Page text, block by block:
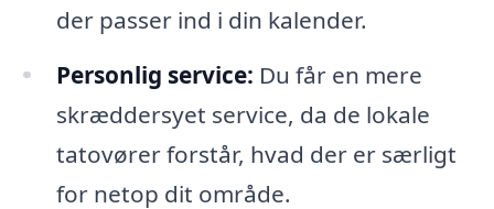
der passer ind i din kalender.
Personlig service: Du får en mere
skræddersyet service, da de lokale
tatovører forstår, hvad der er særligt
for netop dit område.